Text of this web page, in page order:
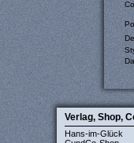
Verlag, Shop,
Hans-im-Glück